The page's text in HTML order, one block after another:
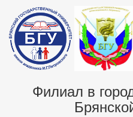
Филиал в